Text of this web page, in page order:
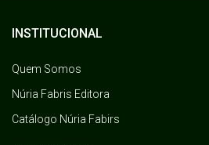
INSTITUCIONAL
Quem Somos
Núria Fabris Editora
Catálogo Núria Fabirs